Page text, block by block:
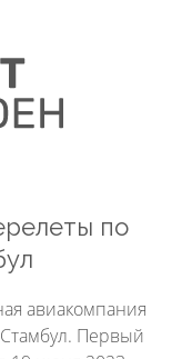
по
авиакомпания
Первый